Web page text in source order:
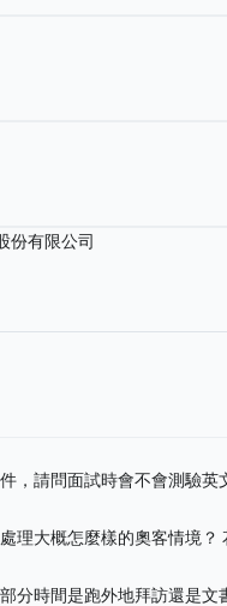
份有限公司
，請問面試時會不會測驗英
理大概怎麼樣的奧客情境？
分時間是跑外地拜訪還是文